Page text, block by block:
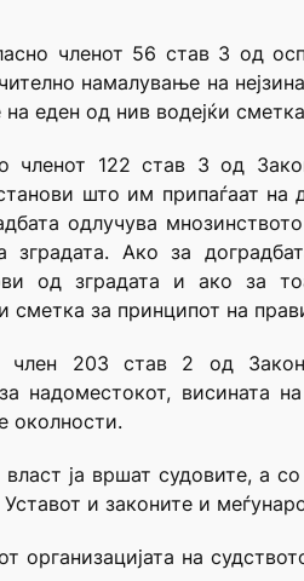
членот 56 став 3 од
намалување на
еден од нив водејќи
членот 122 став 3 од
што им припаѓаат
одлучува
Ако за
од зградата и ако за
сметка за принципот на
член 203 став 2 од
надоместокот, висината
околности.
ја вршат судовите, а
и законите и
организацијата на